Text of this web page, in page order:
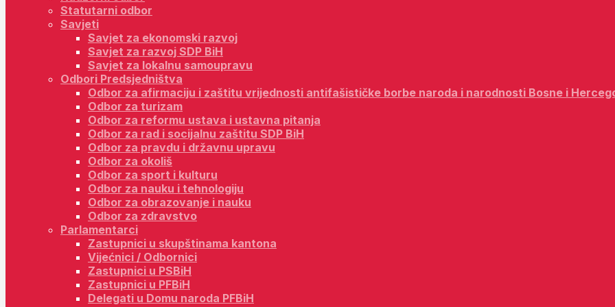
Statutarni odbor
Savjeti
Savjet za ekonomski razvoj
Savjet za razvoj SDP BiH
Savjet za lokalnu samoupravu
Odbori Predsjedništva
Odbor za afirmaciju i zaštitu vrijednosti antifašističke borbe naroda i narodnosti Bosne i
Odbor za turizam
Odbor za reformu ustava i ustavna pitanja
Odbor za rad i socijalnu zaštitu SDP BiH
Odbor za pravdu i državnu upravu
Odbor za okoliš
Odbor za sport i kulturu
Odbor za nauku i tehnologiju
Odbor za obrazovanje i nauku
Odbor za zdravstvo
Parlamentarci
Zastupnici u skupštinama kantona
Vijećnici / Odbornici
Zastupnici u PSBiH
Zastupnici u PFBiH
Delegati u Domu naroda PFBiH